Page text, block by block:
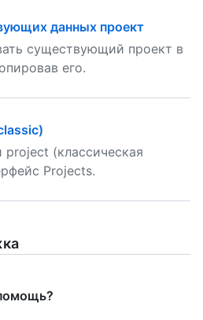
данных проект
существующий проект в
его.
(классическая
Projects.